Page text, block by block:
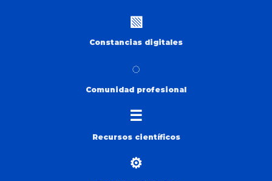
▧
Constancias digitales
◌
Comunidad profesional
☰
Recursos científicos
⚙